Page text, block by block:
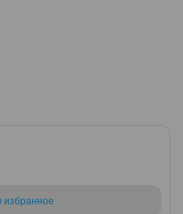
избранное